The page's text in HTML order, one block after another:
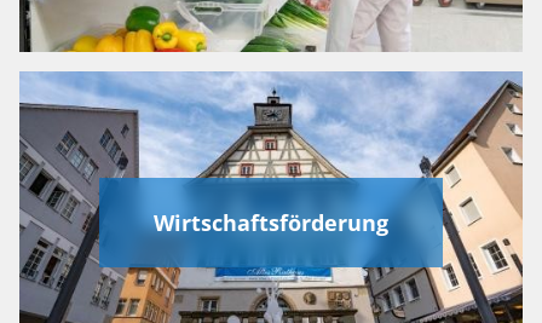
Wirtschaftsförderung